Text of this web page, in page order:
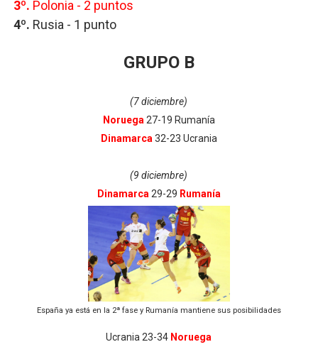
3º. Polonia - 2 puntos
4º. Rusia - 1 punto
GRUPO B
(7 diciembre)
Noruega 27-19 Rumanía
Dinamarca 32-23 Ucrania
(9 diciembre)
Dinamarca 29-29 Rumanía
España ya está en la 2ª fase y Rumanía mantiene sus posibilidades
Ucrania 23-34 Noruega